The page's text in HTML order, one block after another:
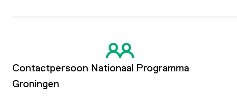
Contactpersoon Nationaal Programma
Groningen